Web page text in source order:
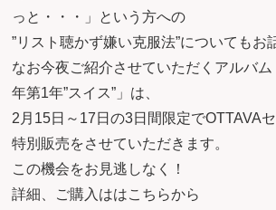
っと・・・」という方への
”リスト聴かず嫌い克服法”についてもお
なお今夜ご紹介させていただくアルバ
年第1年”スイス”」は、
2月15日～17日の3日間限定でOTTAVA
特別販売をさせていただきます。
この機会をお見逃しなく！
詳細、ご購入ははこちらから